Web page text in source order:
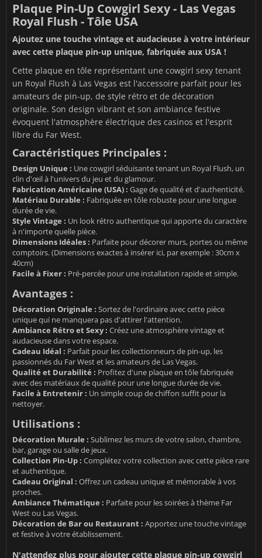
Plaque Pin-Up Cowgirl Sexy - Las Vegas
Royal Flush - Tôle USA
Ajoutez une touche vintage et audacieuse à votre intérieur
avec cette plaque pin-up unique, fabriquée aux USA !
Cette plaque en tôle représentant une cowgirl sexy tenant
un Royal Flush à Las Vegas est l'accessoire parfait pour les
amateurs de pin-up, de style rétro et de décoration
originale. Son design vibrant et son ambiance festive
évoquent l'atmosphère électrique des casinos et l'esprit
libre du Far West.
Caractéristiques Principales :
Design Unique : Une cowgirl séduisante tenant un Royal Flush, un
clin d'œil à l'univers du jeu et du glamour.
Fabrication Américaine (USA) : Gage de qualité et d'authenticité.
Matériau Durable : Fabriquée en tôle robuste pour une longue
durée de vie.
Style Vintage : Un look rétro authentique qui apporte du caractère
à n'importe quelle pièce.
Dimensions Idéales : Parfaite pour décorer murs, portes ou même
comptoirs. (Dimensions exactes à insérer ici, par exemple : 30cm x
40cm)
Facile à Fixer : Pré-percée pour une installation rapide et simple.
Avantages :
Décoration Originale : Sortez de l'ordinaire avec cette pièce
unique qui ne manquera pas d'attirer l'attention.
Ambiance Rétro et Sexy : Créez une atmosphère vintage et
audacieuse dans votre espace.
Cadeau Idéal : Parfait pour les collectionneurs de pin-up, les
passionnés du Far West et les amateurs de Las Vegas.
Qualité et Durabilité : Profitez d'une plaque en tôle fabriquée
avec des matériaux de qualité pour une longue durée de vie.
Facile à Entretenir : Un simple coup de chiffon suffit pour la
nettoyer.
Utilisations :
Décoration Murale : Sublimez les murs de votre salon, chambre,
bar, garage ou salle de jeux.
Collection Pin-Up : Complétez votre collection avec cette pièce rare
et authentique.
Cadeau Original : Offrez un cadeau unique et mémorable à vos
proches.
Ambiance Thématique : Parfaite pour les soirées à thème Far
West ou Las Vegas.
Décoration de Bar ou Restaurant : Apportez une touche vintage
et festive à votre établissement.
N'attendez plus pour ajouter cette plaque pin-up cowgirl